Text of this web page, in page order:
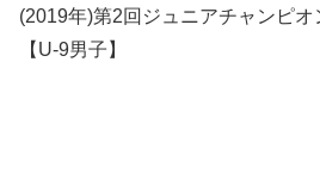
(2019年)第2回ジュニアチャンピ
【U-9男子】